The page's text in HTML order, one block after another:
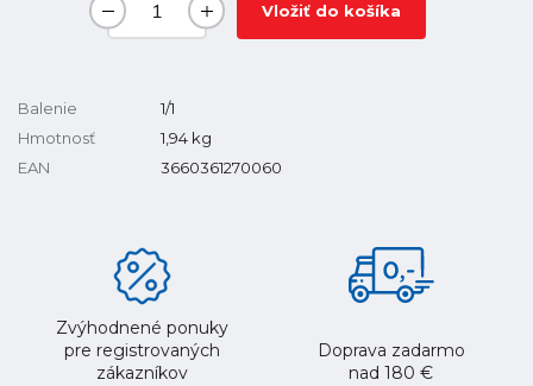
Vložiť do košíka
Balenie
1/1
Hmotnosť
1,94 kg
EAN
3660361270060
Zvýhodnené ponuky
pre registrovaných
zákazníkov
Doprava zadarmo
nad 180 €